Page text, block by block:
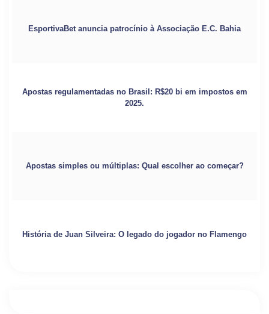
EsportivaBet anuncia patrocínio à Associação E.C. Bahia
Apostas regulamentadas no Brasil: R$20 bi em impostos em
2025.
Apostas simples ou múltiplas: Qual escolher ao começar?
História de Juan Silveira: O legado do jogador no Flamengo